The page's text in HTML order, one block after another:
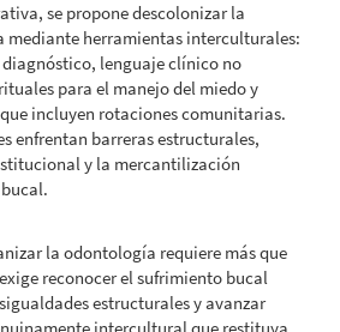
se propone descolonizar la
herramientas interculturales:
lenguaje clínico no
para el manejo del miedo y
incluyen rotaciones comunitarias.
enfrentan barreras estructurales,
y la mercantilización
la odontología requiere más que
reconocer el sufrimiento bucal
estructurales y avanzar
intercultural que restituya